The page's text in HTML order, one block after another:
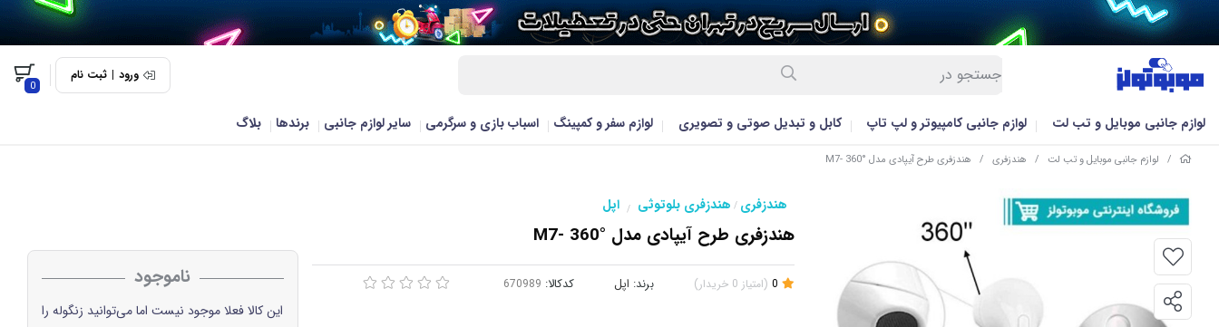
ورود | ثبت نام
0
لوازم جانبی موبایل و تب لت لوازم جانبی کامپیوتر و لپ تاپ کابل و تبدیل صوتی و تصویری لوازم سفر و کمپینگ اسباب بازی و سرگرمی سایر لوازم جانبی برندها بلاگ
/ لوازم جانبی موبایل و تب لت / هندزفری / هندزفری طرح آیپادی مدل M7- 360°
هندزفری / هندزفری بلوتوثی / اپل
هندزفری طرح آیپادی مدل M7- 360°
(امتیاز 0 خریدار) برند: اپل کدکالا: ناموجود
این کالا فعلا موجود نیست اما می‌توانید زنگوله را